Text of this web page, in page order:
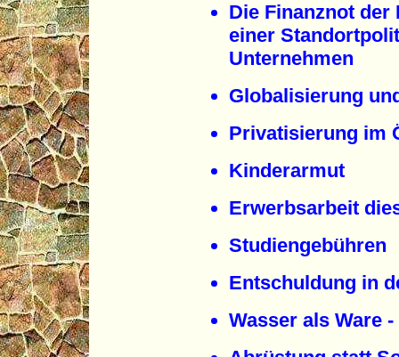
Die Finanznot
einer
Unternehmen
Globalisierung
Privatisierung im
Kinderarmut
Erwerbsarbeit
Studiengebühren
Entschuldung in
Wasser als Ware